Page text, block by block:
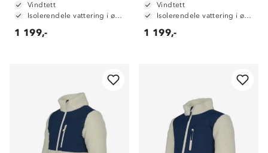
Vindtett
Isolerendele vattering i øvre del
1 199,-
Vindtett
Isolerendele vattering i øvre del
1 199,-